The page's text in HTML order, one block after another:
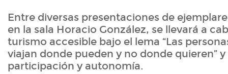
Entre diversas presentaciones de
en la sala Horacio González, se llevará a
turismo accesible bajo el lema “Las
viajan donde pueden y no donde quieren”
participación y autonomía.